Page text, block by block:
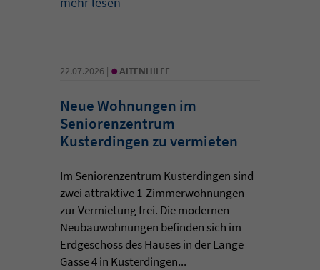
22.07.2026 | • ALTENHILFE
Neue Wohnungen im
Seniorenzentrum
Kusterdingen zu vermieten
Im Seniorenzentrum Kusterdingen sind
zwei attraktive 1-Zimmerwohnungen
zur Vermietung frei. Die modernen
Neubauwohnungen befinden sich im
Erdgeschoss des Hauses in der Lange
Gasse 4 in Kusterdingen...